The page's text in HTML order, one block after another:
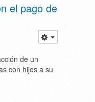
el pago de
de un
con hijos a su